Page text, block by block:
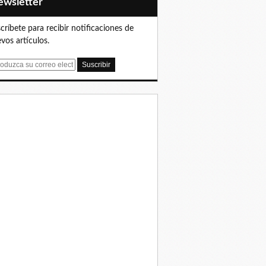
para recibir notificaciones de
artículos.